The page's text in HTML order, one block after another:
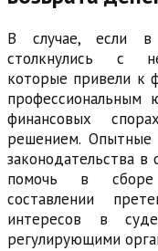
В случае, если
столкнулись с
которые привели к
профессиональным
финансовых
решением.
законодательства
помочь в сборе
составлении
интересов в
регулирующими